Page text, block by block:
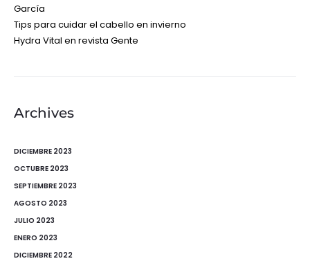
García
Tips para cuidar el cabello en invierno
Hydra Vital en revista Gente
Archives
DICIEMBRE 2023
OCTUBRE 2023
SEPTIEMBRE 2023
AGOSTO 2023
JULIO 2023
ENERO 2023
DICIEMBRE 2022